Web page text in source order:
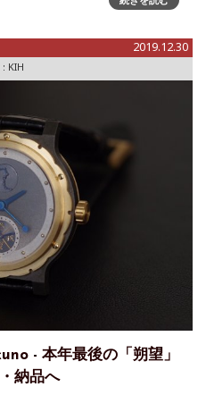
2019.12.30
: KIH
- 本年最後の「朔望」
納品へ